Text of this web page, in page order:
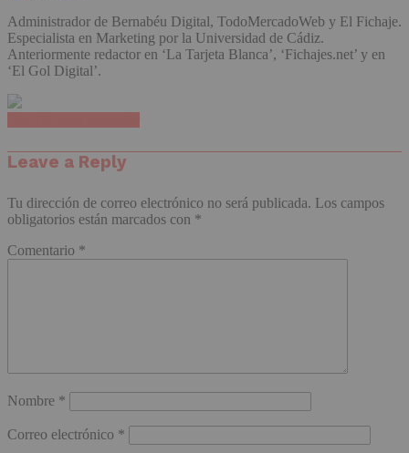
Administrador de Bernabéu Digital, TodoMercadoWeb y El Fichaje.
Especialista en Marketing por la Universidad de Cádiz.
Anteriormente redactor en ‘La Tarjeta Blanca’, ‘Fichajes.net’ y en
‘El Gol Digital’.
Leave a Reply
Tu dirección de correo electrónico no será publicada. Los campos
obligatorios están marcados con *
Comentario *
Nombre *
Correo electrónico *